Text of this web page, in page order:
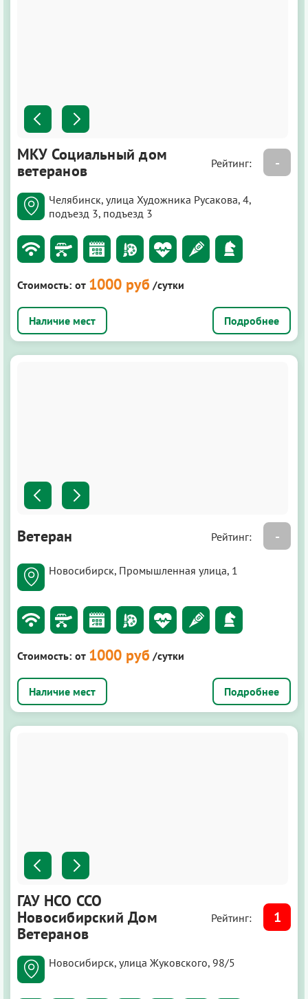
МКУ Социальный дом
ветеранов
Рейтинг: -
Челябинск, улица Художника Русакова, 4,
подъезд 3, подъезд 3
Стоимость: от 1000 руб /сутки
Подробнее
Ветеран Рейтинг: -
Новосибирск, Промышленная улица, 1
Стоимость: от 1000 руб /сутки
Подробнее
ГАУ НСО ССО
Новосибирский Дом
Ветеранов
Рейтинг: 1
Новосибирск, улица Жуковского, 98/5